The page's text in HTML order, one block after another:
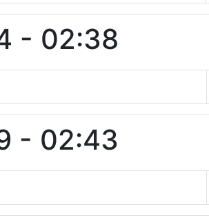
- 02:38
- 02:43